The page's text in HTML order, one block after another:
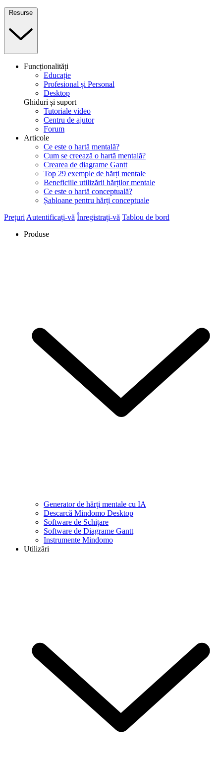
Resurse
Funcționalități
Educație
Profesional și Personal
Desktop
Ghiduri și suport
Tutoriale video
Centru de ajutor
Forum
Articole
Ce este o hartă mentală?
Cum se creează o hartă mentală?
Crearea de diagrame Gantt
Top 29 exemple de hărți mentale
Beneficiile utilizării hărților mentale
Ce este o hartă conceptuală?
Șabloane pentru hărți conceptuale
Prețuri Autentificați-vă Înregistrați-vă Tablou de bord
Produse
Generator de hărți mentale cu IA
Descarcă Mindomo Desktop
Software de Schițare
Software de Diagrame Gantt
Instrumente Mindomo
Utilizări